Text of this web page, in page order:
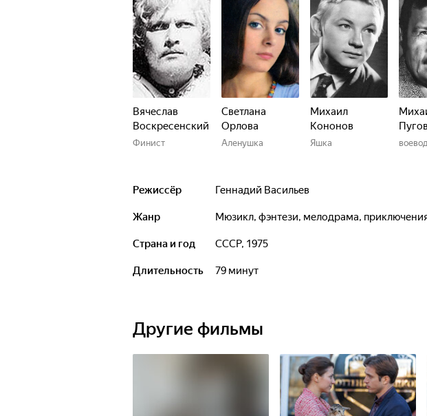
Вячеслав
Воскресенский
Финист
Светлана
Орлова
Аленушка
Михаил
Кононов
Яшка
Режиссёр Геннадий Васильев
Жанр мюзикл, фэнтези, мелодрама,
Страна и год СССР, 1975
Длительность 79 минут
Другие фильмы